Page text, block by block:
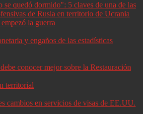
se quedó dormido": 5 claves de una de las
de Rusia en territorio de Ucrania
la guerra
y engaños de las estadísticas
conocer mejor sobre la Restauración
territorial
cambios en servicios de visas de EE.UU.